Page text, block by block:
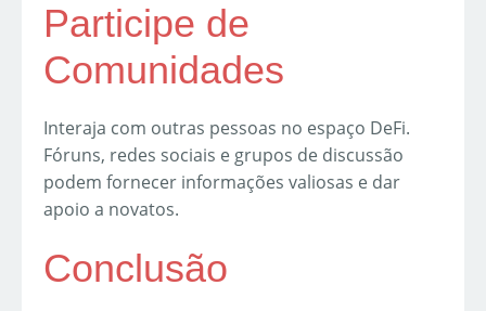
Participe de
Comunidades
Interaja com outras pessoas no espaço DeFi.
Fóruns, redes sociais e grupos de discussão
podem fornecer informações valiosas e dar
apoio a novatos.
Conclusão